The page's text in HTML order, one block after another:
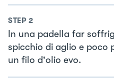
STEP 2
In una padella far
spicchio di aglio e poco
un filo d'olio evo.